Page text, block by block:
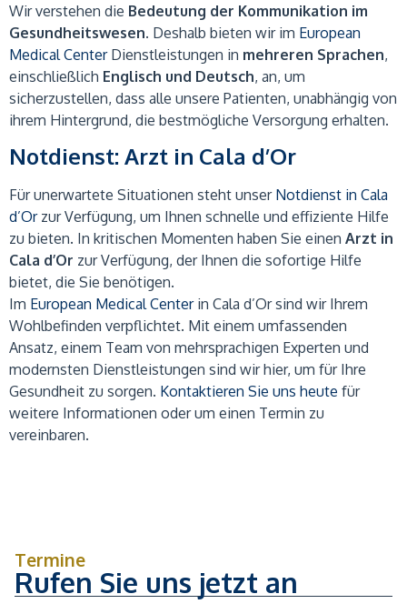
Wir verstehen die Bedeutung der Kommunikation im
Gesundheitswesen. Deshalb bieten wir im European
Medical CenterDienstleistungen in mehreren Sprachen,
einschließlich Englisch und Deutsch, an, um
sicherzustellen, dass alle unsere Patienten, unabhängig von
ihrem Hintergrund, die bestmögliche Versorgung erhalten.
Notdienst: Arzt in Cala d’Or
Für unerwartete Situationen steht unser Notdienst in Cala
d’Orzur Verfügung, um Ihnen schnelle und effiziente Hilfe
zu bieten. In kritischen Momenten haben Sie einen Arzt in
Cala d’Or zur Verfügung, der Ihnen die sofortige Hilfe
bietet, die Sie benötigen.
Im European Medical Centerin Cala d’Or sind wir Ihrem
Wohlbefinden verpflichtet. Mit einem umfassenden
Ansatz, einem Team von mehrsprachigen Experten und
modernsten Dienstleistungen sind wir hier, um für Ihre
Gesundheit zu sorgen. Kontaktieren Sie uns heute für
weitere Informationen oder um einen Termin zu
vereinbaren.
Termine
Rufen Sie uns jetzt an